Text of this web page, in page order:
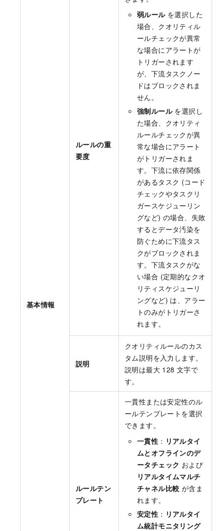
基本情報
ルールの重
要度
弱ルールを選択した
場合、クオリティル
ールチェックが異常
な場合にアラートが
トリガーされます
が、下流タスクノー
ドはブロックされま
せん。
強制ルールを選択し
た場合、クオリティ
ルールチェックが異
常な場合にアラート
がトリガーされま
す。下流に依存関係
があるタスク (コード
チェックやタスクリ
ガースケジューリン
グなど) の場合、失敗
するとデータ汚染を
防ぐために下流タス
クがブロックされま
す。下流タスクがな
い場合 (定期的なクオ
リティスケジューリ
ングなど) は、アラー
トのみがトリガーさ
れます。
説明
クオリティルールのカス
タム説明を入力します。
説明は最大 128 文字で
す。
ルールテン
プレート
一貫性または安定性のル
ールテンプレートを選択
できます。
一貫性 ： リアルタイ
ムとオフラインのデ
ータチェック および
リアルタイムマルチ
チャネル比較 が含ま
れます。
安定性 ： リアルタイ
ム統計モニタリング